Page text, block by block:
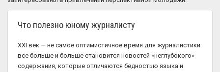
Что полезно юному журналисту
XXI век — не самое оптимистичное время для журналистики:
все больше и больше становится новостей «неглубокого»
содержания, которые отличаются бедностью языка и